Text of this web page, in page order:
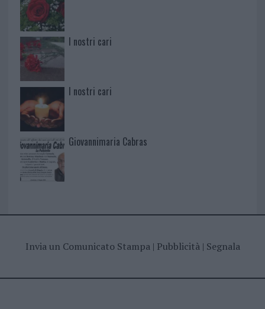
I nostri cari
I nostri cari
Giovannimaria Cabras
Invia un Comunicato Stampa| Pubblicità| Segnala